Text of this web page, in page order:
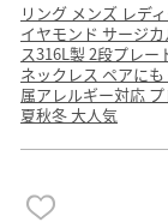
リング メンズ レデ
イヤモンド サージ
ス316L製 2段プレー
ネックレス ペアに
属アレルギー対応
夏秋冬 大人気